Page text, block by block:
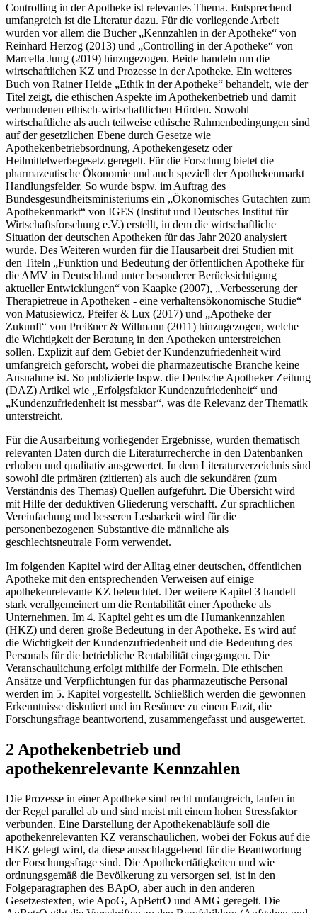
Controlling in der Apotheke ist relevantes Thema. Entsprechend
umfangreich ist die Literatur dazu. Für die vorliegende Arbeit
wurden vor allem die Bücher „Kennzahlen in der Apotheke“ von
Reinhard Herzog (2013) und „Controlling in der Apotheke“ von
Marcella Jung (2019) hinzugezogen. Beide handeln um die
wirtschaftlichen KZ und Prozesse in der Apotheke. Ein weiteres
Buch von Rainer Heide „Ethik in der Apotheke“ behandelt, wie der
Titel zeigt, die ethischen Aspekte im Apothekenbetrieb und damit
verbundenen ethisch-wirtschaftlichen Hürden. Sowohl
wirtschaftliche als auch teilweise ethische Rahmenbedingungen sind
auf der gesetzlichen Ebene durch Gesetze wie
Apothekenbetriebsordnung, Apothekengesetz oder
Heilmittelwerbegesetz geregelt. Für die Forschung bietet die
pharmazeutische Ökonomie und auch speziell der Apothekenmarkt
Handlungsfelder. So wurde bspw. im Auftrag des
Bundesgesundheitsministeriums ein „Ökonomisches Gutachten zum
Apothekenmarkt“ von IGES (Institut und Deutsches Institut für
Wirtschaftsforschung e.V.) erstellt, in dem die wirtschaftliche
Situation der deutschen Apotheken für das Jahr 2020 analysiert
wurde. Des Weiteren wurden für die Hausarbeit drei Studien mit
den Titeln „Funktion und Bedeutung der öffentlichen Apotheke für
die AMV in Deutschland unter besonderer Berücksichtigung
aktueller Entwicklungen“ von Kaapke (2007), „Verbesserung der
Therapietreue in Apotheken - eine verhaltensökonomische Studie“
von Matusiewicz, Pfeifer & Lux (2017) und „Apotheke der
Zukunft“ von Preißner & Willmann (2011) hinzugezogen, welche
die Wichtigkeit der Beratung in den Apotheken unterstreichen
sollen. Explizit auf dem Gebiet der Kundenzufriedenheit wird
umfangreich geforscht, wobei die pharmazeutische Branche keine
Ausnahme ist. So publizierte bspw. die Deutsche Apotheker Zeitung
(DAZ) Artikel wie „Erfolgsfaktor Kundenzufriedenheit“ und
„Kundenzufriedenheit ist messbar“, was die Relevanz der Thematik
unterstreicht.
Für die Ausarbeitung vorliegender Ergebnisse, wurden thematisch
relevanten Daten durch die Literaturrecherche in den Datenbanken
erhoben und qualitativ ausgewertet. In dem Literaturverzeichnis sind
sowohl die primären (zitierten) als auch die sekundären (zum
Verständnis des Themas) Quellen aufgeführt. Die Übersicht wird
mit Hilfe der deduktiven Gliederung verschafft. Zur sprachlichen
Vereinfachung und besseren Lesbarkeit wird für die
personenbezogenen Substantive die männliche als
geschlechtsneutrale Form verwendet.
Im folgenden Kapitel wird der Alltag einer deutschen, öffentlichen
Apotheke mit den entsprechenden Verweisen auf einige
apothekenrelevante KZ beleuchtet. Der weitere Kapitel 3 handelt
stark verallgemeinert um die Rentabilität einer Apotheke als
Unternehmen. Im 4. Kapitel geht es um die Humankennzahlen
(HKZ) und deren große Bedeutung in der Apotheke. Es wird auf
die Wichtigkeit der Kundenzufriedenheit und die Bedeutung des
Personals für die betriebliche Rentabilität eingegangen. Die
Veranschaulichung erfolgt mithilfe der Formeln. Die ethischen
Ansätze und Verpflichtungen für das pharmazeutische Personal
werden im 5. Kapitel vorgestellt. Schließlich werden die gewonnen
Erkenntnisse diskutiert und im Resümee zu einem Fazit, die
Forschungsfrage beantwortend, zusammengefasst und ausgewertet.
2 Apothekenbetrieb und
apothekenrelevante Kennzahlen
Die Prozesse in einer Apotheke sind recht umfangreich, laufen in
der Regel parallel ab und sind meist mit einem hohen Stressfaktor
verbunden. Eine Darstellung der Apothekenabläufe soll die
apothekenrelevanten KZ veranschaulichen, wobei der Fokus auf die
HKZ gelegt wird, da diese ausschlaggebend für die Beantwortung
der Forschungsfrage sind. Die Apothekertätigkeiten und wie
ordnungsgemäß die Bevölkerung zu versorgen sei, ist in den
Folgeparagraphen des BApO, aber auch in den anderen
Gesetzestexten, wie ApoG, ApBetrO und AMG geregelt. Die